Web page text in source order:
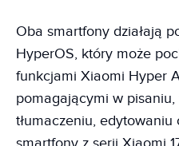
Oba smartfony działają
HyperOS, który może
funkcjami Xiaomi Hyper
pomagającymi w
tłumaczeniu, edytowaniu